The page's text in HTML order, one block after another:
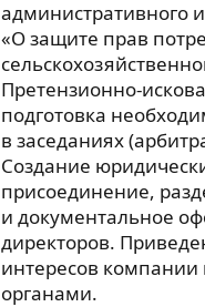
административного
«О защите прав
Претензионно-
подготовка
в заседаниях
Создание
присоединение,
и документальное
директоров.
интересов
органами.